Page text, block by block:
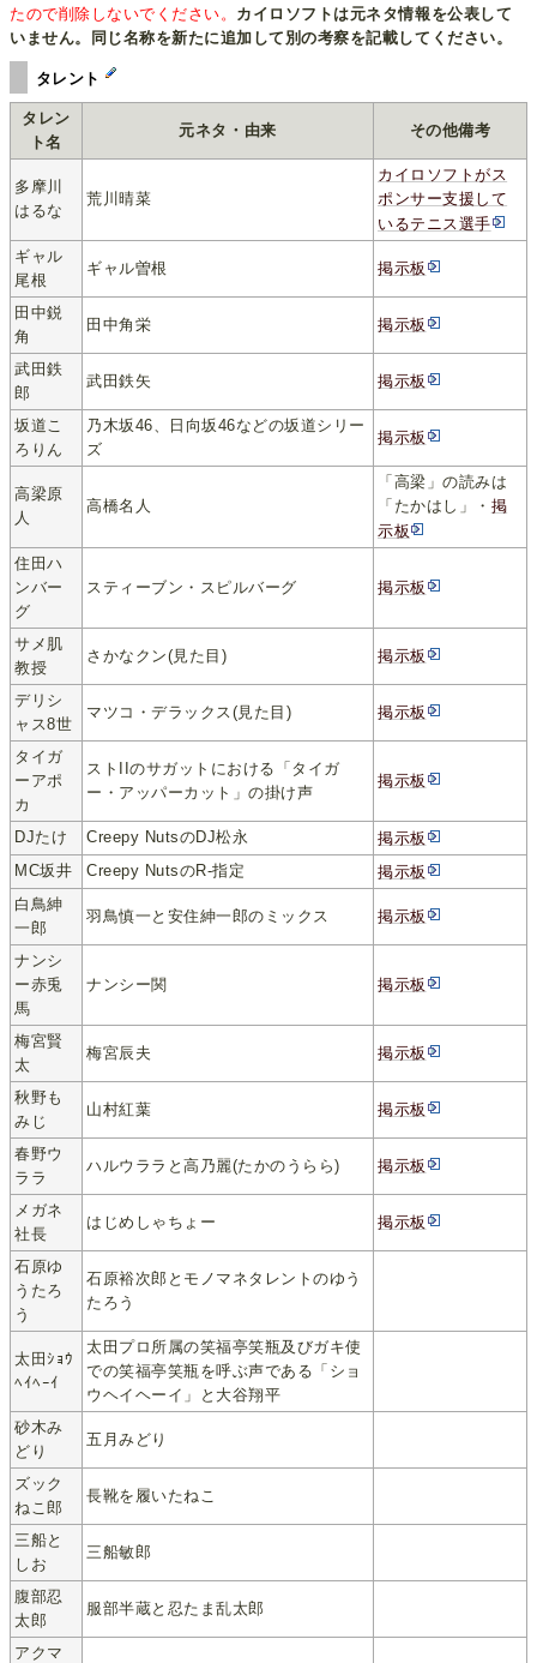
たので削除しないでください。 カイロソフトは元ネタ情報を公表して
いません。同じ名称を新たに追加して別の考察を記載してください。
タレント
タレン
ト名
元ネタ・由来 その他備考
多摩川
はるな
荒川晴菜
カイロソフトがス
ポンサー支援して
いるテニス選手
ギャル
尾根
ギャル曽根 掲示板
田中鋭
角
田中角栄 掲示板
武田鉄
郎
武田鉄矢 掲示板
坂道こ
ろりん
乃木坂46、日向坂46などの坂道シリー
ズ
掲示板
高梁原
人
高橋名人
「高梁」の読みは
「たかはし」・ 掲
示板
住田ハ
ンバー
グ
スティーブン・スピルバーグ 掲示板
サメ肌
教授
さかなクン(見た目) 掲示板
デリシ
ャス8世
マツコ・デラックス(見た目) 掲示板
タイガ
ーアポ
カ
ストIIのサガットにおける「タイガ
ー・アッパーカット」の掛け声
掲示板
DJたけ Creepy NutsのDJ松永
掲示板
MC坂井
Creepy NutsのR-指定
掲示板
白鳥紳
一郎
羽鳥慎一と安住紳一郎のミックス 掲示板
ナンシ
ー赤兎
馬
ナンシー関 掲示板
梅宮賢
太
梅宮辰夫 掲示板
秋野も
みじ
山村紅葉 掲示板
春野ウ
ララ
ハルウララと高乃麗(たかのうらら) 掲示板
メガネ
社長
はじめしゃちょー 掲示板
石原ゆ
うたろ
う
石原裕次郎とモノマネタレントのゆう
たろう
太田ｼｮｳ
ﾍｲﾍｰｲ
太田プロ所属の笑福亭笑瓶及びガキ使
での笑福亭笑瓶を呼ぶ声である「ショ
ウヘイヘーイ」と大谷翔平
砂木み
どり
五月みどり
ズック
ねこ郎
長靴を履いたねこ
三船と
しお
三船敏郎
腹部忍
太郎
服部半蔵と忍たま乱太郎
アクマ